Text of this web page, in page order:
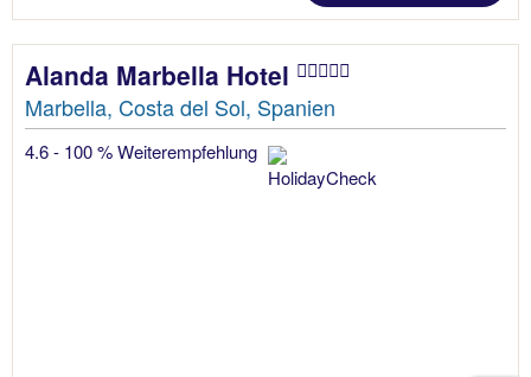
Alanda Marbella Hotel
Marbella, Costa del Sol, Spanien
4.6 - 100 % Weiterempfehlung